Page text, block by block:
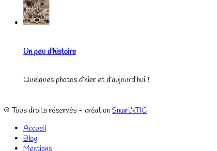
Un peu d’histoire
Quelques photos d’hier et d’aujourd’hui !
© Tous droits réservés - création Smart'nTIC
Accueil
Blog
Mentions